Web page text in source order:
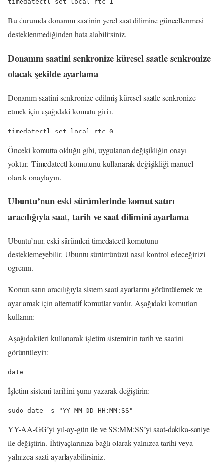
timedatectl set-local-rtc 1
Bu durumda donanım saatinin yerel saat dilimine güncellenmesi
desteklenmediğinden hata alabilirsiniz.
Donanım saatini senkronize küresel saatle senkronize
olacak şekilde ayarlama
Donanım saatini senkronize edilmiş küresel saatle senkronize
etmek için aşağıdaki komutu girin:
timedatectl set-local-rtc 0
Önceki komutta olduğu gibi, uygulanan değişikliğin onayı
yoktur. Timedatectl komutunu kullanarak değişikliği manuel
olarak onaylayın.
Ubuntu’nun eski sürümlerinde komut satırı
aracılığıyla saat, tarih ve saat dilimini ayarlama
Ubuntu’nun eski sürümleri timedatectl komutunu
desteklemeyebilir. Ubuntu sürümünüzü nasıl kontrol edeceğinizi
öğrenin.
Komut satırı aracılığıyla sistem saati ayarlarını görüntülemek ve
ayarlamak için alternatif komutlar vardır. Aşağıdaki komutları
kullanın:
Aşağıdakileri kullanarak işletim sisteminin tarih ve saatini
görüntüleyin:
date
İşletim sistemi tarihini şunu yazarak değiştirin:
sudo date -s "YY-MM-DD HH:MM:SS"
YY-AA-GG’yi yıl-ay-gün ile ve SS:MM:SS’yi saat-dakika-saniye
ile değiştirin. İhtiyaçlarınıza bağlı olarak yalnızca tarihi veya
yalnızca saati ayarlayabilirsiniz.